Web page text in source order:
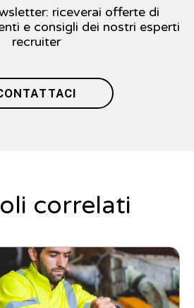
riceverai offerte di
e consigli dei nostri esperti
recruiter
correlati